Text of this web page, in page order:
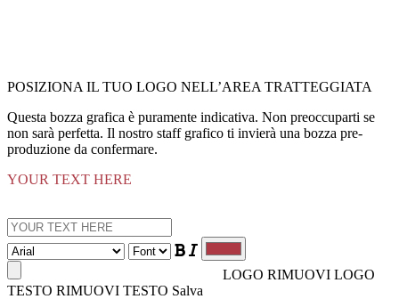
POSIZIONA IL TUO LOGO NELL’AREA TRATTEGGIATA
Questa bozza grafica è puramente indicativa. Non preoccuparti se
non sarà perfetta. Il nostro staff grafico ti invierà una bozza pre-
produzione da confermare.
YOUR TEXT HERE
LOGO RIMUOVI LOGO
TESTO RIMUOVI TESTO Salva